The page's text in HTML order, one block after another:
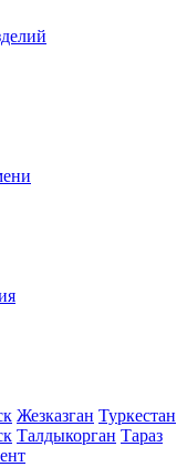
Жезказган Туркестан
Талдыкорган Тараз